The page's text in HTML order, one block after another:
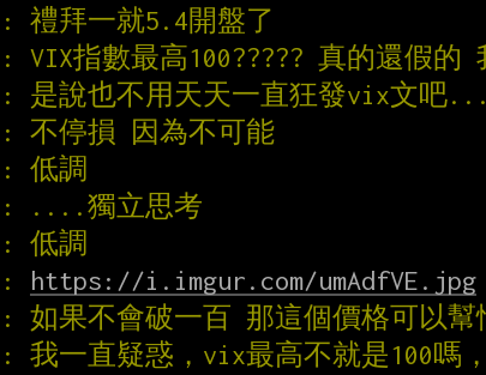
: 禮拜一就5.4開盤了
: VIX指數最高100????? 真的還假的
: 是說也不用天天一直狂發vix文吧
: 不停損 因為不可能
: 低調
: ....獨立思考
: 低調
: https://i.imgur.com/umAdfVE.jpg
: 如果不會破一百 那這個價格可以幫
: 我一直疑惑，vix最高不就是100嗎